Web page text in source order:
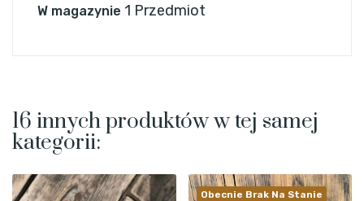
W magazynie 1 Przedmiot
16 innych produktów w tej samej
kategorii:
Obecnie Brak Na Stanie